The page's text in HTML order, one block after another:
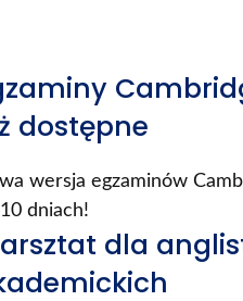
dostępne
wersja egzaminów
dniach!
dla